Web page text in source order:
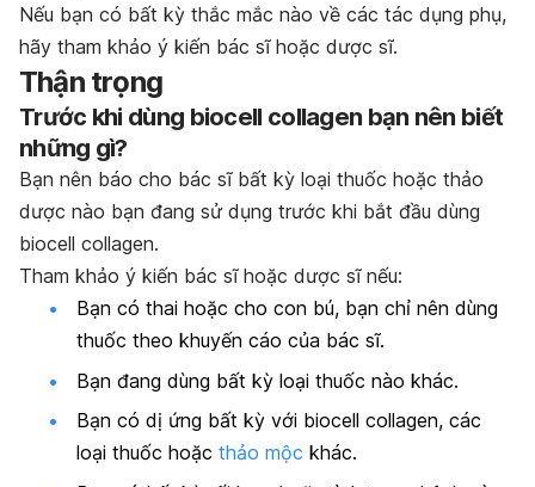
Nếu bạn có bất kỳ thắc mắc nào về các tác dụng phụ,
hãy tham khảo ý kiến bác sĩ hoặc dược sĩ.
Thận trọng
Trước khi dùng biocell collagen bạn nên biết
những gì?
Bạn nên báo cho bác sĩ bất kỳ loại thuốc hoặc thảo
dược nào bạn đang sử dụng trước khi bắt đầu dùng
biocell collagen.
Tham khảo ý kiến bác sĩ hoặc dược sĩ nếu:
Bạn có thai hoặc cho con bú, bạn chỉ nên dùng
thuốc theo khuyến cáo của bác sĩ.
Bạn đang dùng bất kỳ loại thuốc nào khác.
Bạn có dị ứng bất kỳ với biocell collagen, các
loại thuốc hoặc thảo mộc khác.